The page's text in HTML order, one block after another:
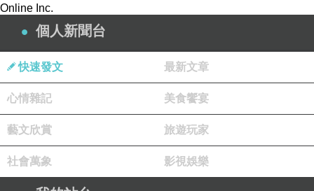
Online Inc.
個人新聞台
快速發文 最新文章
心情雜記 美食饗宴
藝文欣賞 旅遊玩家
社會萬象 影視娛樂